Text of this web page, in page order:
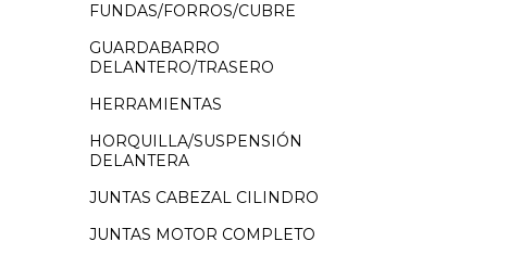
FUNDAS/FORROS/CUBRE
GUARDABARRO
DELANTERO/TRASERO
HERRAMIENTAS
HORQUILLA/SUSPENSIÓN
DELANTERA
JUNTAS CABEZAL CILINDRO
JUNTAS MOTOR COMPLETO